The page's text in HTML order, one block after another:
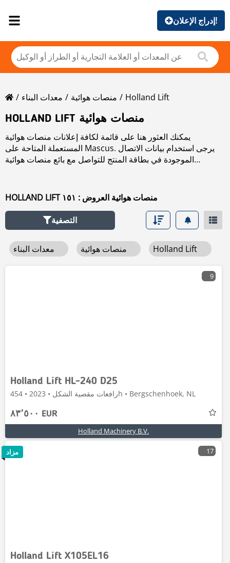
إدراج الإعلان!
معدات البناء منصات هوائية
Holland Lift
HOLLAND LIFT منصات هوائية
يمكنك العثور هنا على قائمة لكافة إعلانات منصات هوائية
المستعملة المتاحة على Mascus. يرجى استخدام بيانات الاتصال
الموجودة في بطاقة المنتج للتواصل مع بائع منصات هوائية
HOLLAND LIFT منصات هوائية العروض : ١٥١
التصفية
Holland Lift
9
Holland Lift HL-240 D25
رافعات مقصية الشكل • 2023 • 454h • Bergschenhoek, NL
٨٣٬٥٠٠ EUR
Holland Machinery B.V.
17
Holland Lift X105EL16
مزاد